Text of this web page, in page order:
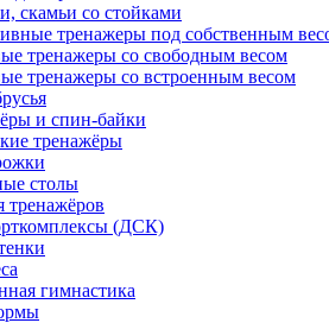
скамьи со стойками
тренажеры под собственным
тренажеры со свободным весом
тренажеры со встроенным весом
и спин-байки
тренажёры
столы
тренажёров
(ДСК)
гимнастика